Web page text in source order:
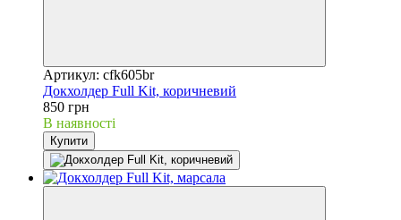
Артикул: cfk605br
Докхолдер Full Kit, коричневий
850 грн
В наявності
Купити